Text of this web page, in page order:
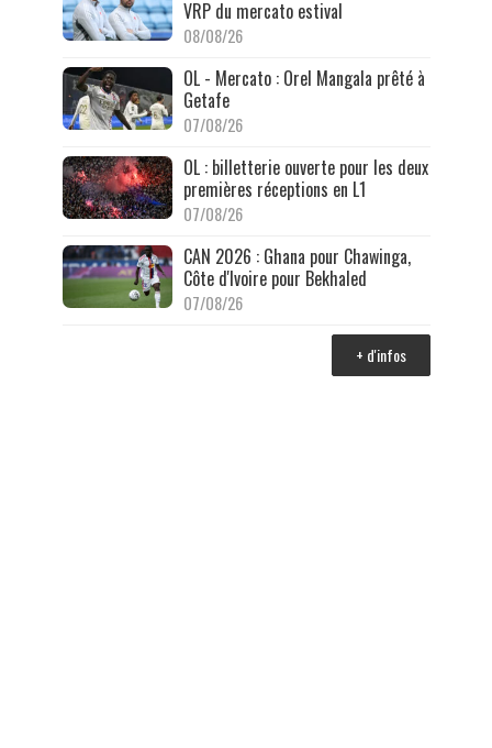
VRP du mercato estival
08/08/26
OL - Mercato : Orel Mangala prêté à
Getafe
07/08/26
OL : billetterie ouverte pour les deux
premières réceptions en L1
07/08/26
CAN 2026 : Ghana pour Chawinga,
Côte d'Ivoire pour Bekhaled
07/08/26
+ d'infos